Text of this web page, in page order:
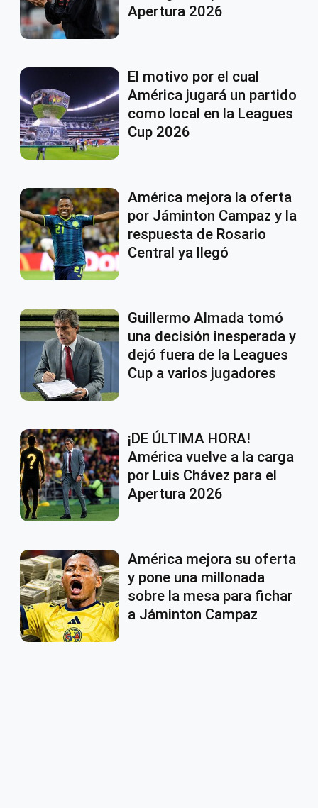
Apertura 2026
El motivo por el cual
América jugará un partido
como local en la Leagues
Cup 2026
América mejora la oferta
por Jáminton Campaz y la
respuesta de Rosario
Central ya llegó
Guillermo Almada tomó
una decisión inesperada y
dejó fuera de la Leagues
Cup a varios jugadores
¡DE ÚLTIMA HORA!
América vuelve a la carga
por Luis Chávez para el
Apertura 2026
América mejora su oferta
y pone una millonada
sobre la mesa para fichar
a Jáminton Campaz